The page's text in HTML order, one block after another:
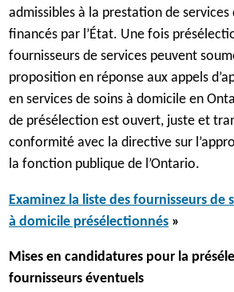
admissibles à la prestation de
financés par l’État. Une fois
fournisseurs de services peuvent
proposition en réponse aux appels
en services de soins à domicile en
de présélection est ouvert, juste et
conformité avec la directive sur
la fonction publique de l’Ontario.
Examinez la liste des fournisseurs de
à domicile présélectionnés»
Mises en candidatures pour la
fournisseurs éventuels